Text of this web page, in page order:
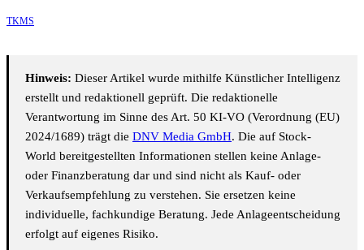
TKMS
Hinweis: Dieser Artikel wurde mithilfe Künstlicher Intelligenz
erstellt und redaktionell geprüft. Die redaktionelle
Verantwortung im Sinne des Art. 50 KI-VO (Verordnung (EU)
2024/1689) trägt die DNV Media GmbH. Die auf Stock-
World bereitgestellten Informationen stellen keine Anlage-
oder Finanzberatung dar und sind nicht als Kauf- oder
Verkaufsempfehlung zu verstehen. Sie ersetzen keine
individuelle, fachkundige Beratung. Jede Anlageentscheidung
erfolgt auf eigenes Risiko.